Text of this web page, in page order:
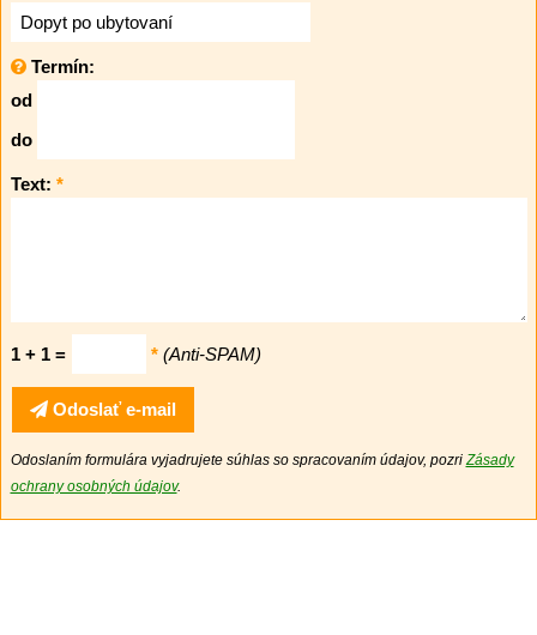
Termín:
od
do
Text: *
1 + 1 = * (Anti-SPAM)
Odoslať e-mail
Odoslaním formulára vyjadrujete súhlas so spracovaním údajov, pozri Zásady
ochrany osobných údajov.